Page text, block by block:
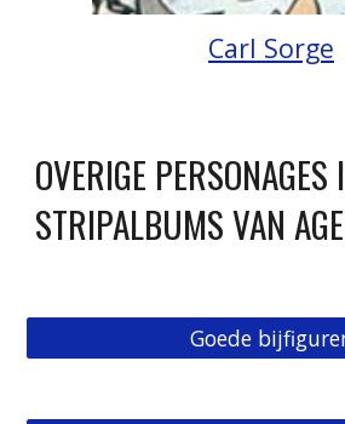
Carl Sorge
OVERIGE PERSONAGES
STRIPALBUMS VAN
Goede